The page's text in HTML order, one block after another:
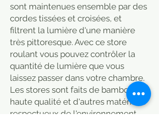
sont maintenues ensemble par des
cordes tissées et croisées, et
filtrent la lumière d'une manière
très pittoresque. Avec ce store
roulant vous pouvez contrôler la
quantité de lumière que vous
laissez passer dans votre chambre.
Les stores sont faits de bambou de
haute qualité et d'autres matériaux
respectueux de l'environnement.